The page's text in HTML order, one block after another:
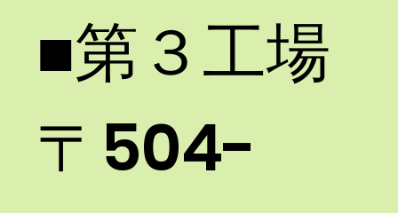
■第３工場 ​
〒504-